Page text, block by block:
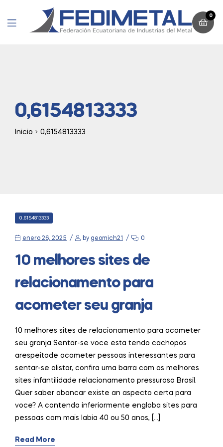
Menu
0
0,6154813333
Inicio 0,6154813333
CATEGORIES
0,6154813333
enero 26, 2025 by geomich21 0
10 melhores sites de
relacionamento para
acometer seu granja
10 melhores sites de relacionamento para acometer
seu granja Sentar-se voce esta tendo cachopos
arespeitode acometer pessoas interessantes para
sentar-se alistar, confira uma barra com os melhores
sites infantilidade relacionamento pressuroso Brasil.
Quer saber abancar existe an aspecto certa para
voce? A contenda inferiormente engloba sites para
pessoas com mais labia 40 ou 50 anos, […]
Read More